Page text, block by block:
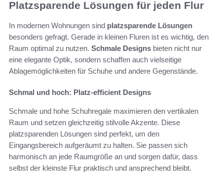
Platzsparende Lösungen für jeden Flur
In modernen Wohnungen sind platzsparende Lösungen
besonders gefragt. Gerade in kleinen Fluren ist es wichtig, den
Raum optimal zu nutzen. Schmale Designs bieten nicht nur
eine elegante Optik, sondern schaffen auch vielseitige
Ablagemöglichkeiten für Schuhe und andere Gegenstände.
Schmal und hoch: Platz-efficient Designs
Schmale und hohe Schuhregale maximieren den vertikalen
Raum und setzen gleichzeitig stilvolle Akzente. Diese
platzsparenden Lösungen sind perfekt, um den
Eingangsbereich aufgeräumt zu halten. Sie passen sich
harmonisch an jede Raumgröße an und sorgen dafür, dass
selbst der kleinste Flur praktisch und ansprechend bleibt.